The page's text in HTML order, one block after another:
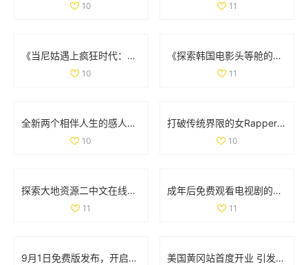
10 11
《当尼姑遇上疯狂时代：一段出乎意料的搞笑旅程》
10
《探索韩国电影头等舱的魅力与情感展现的在线观影体验》
11
全新两个相伴人生的感人故事高清完整版在线免费观看
10
打破传统界限的女Rapper 用嘻哈与爵士诠释母爱的坚韧与力量
10
探索大地资源二中文在线官方网站的最新动态与服务信息
11
成年后免费观看电视剧的全新体验与丰富选择
11
9月1日免费版发布，开启全新体验与功能升级的旅程 美国黄冈站首度开业 引发媒体和游客的广泛关注与热议